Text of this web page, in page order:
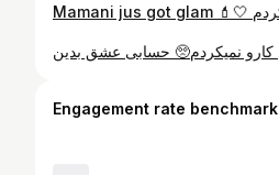
Engagement rate benchmark